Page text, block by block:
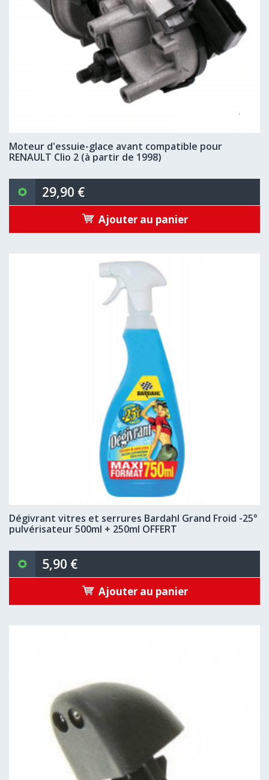
Moteur d'essuie-glace avant compatible pour
RENAULT Clio 2 (à partir de 1998)
29,90 €
Ajouter au panier
Dégivrant vitres et serrures Bardahl Grand Froid -25°
pulvérisateur 500ml + 250ml OFFERT
5,90 €
Ajouter au panier